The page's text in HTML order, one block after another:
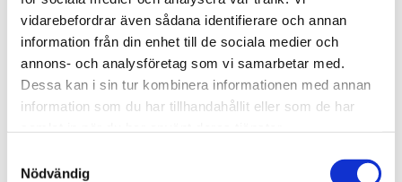
vidarebefordrar även sådana identifierare och annan
information från din enhet till de sociala medier och
annons- och analysföretag som vi samarbetar med.
Dessa kan i sin tur kombinera informationen med annan
information som du har tillhandahållit eller som de har
Nödvändig
Lättmonterad
lasthållarfot för Thule Evo-
takräcken, för fordon med
integrerad reling.
1 795 kr
1 975 kr
720600
Lättmonterad
lasthållarfot för Thule
Edge-takräcken, för
fordon med integrerad
reling.
2 525kr
2 635kr